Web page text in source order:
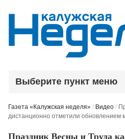
Выберите пункт меню
Газета «Калужская неделя» / Видео /
дистанционно отметили обновлением
Праздник Весны и Труда